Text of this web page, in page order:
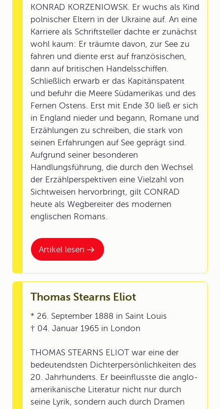
Artikel lesen
KONRAD KORZENIOWSK. Er wuchs als Kind
polnischer Eltern in der Ukraine auf. An eine
Karriere als Schriftsteller dachte er zunächst
wohl kaum: Er träumte davon, zur See zu
fahren und diente erst auf französischen,
dann auf britischen Handelsschiffen.
Schließlich erwarb er das Kapitänspatent
und befuhr die Meere Südamerikas und des
Fernen Ostens. Erst mit Ende 30 ließ er sich
in England nieder und begann, Romane und
Erzählungen zu schreiben, die stark von
seinen Erfahrungen auf See geprägt sind.
Aufgrund seiner besonderen
Handlungsführung, die durch den Wechsel
der Erzählperspektiven eine Vielzahl von
Sichtweisen hervorbringt, gilt CONRAD
heute als Wegbereiter des modernen
englischen Romans.
Thomas Stearns Eliot
* 26. September 1888 in Saint Louis
† 04. Januar 1965 in London
THOMAS STEARNS ELIOT war eine der
bedeutendsten Dichterpersönlichkeiten des
20. Jahrhunderts. Er beeinflusste die anglo-
amerikanische Literatur nicht nur durch
seine Lyrik, sondern auch durch Dramen